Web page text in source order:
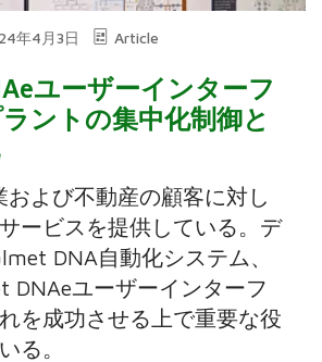
年4月3日 Article
ユーザーインターフ
ントの集中化制御と
および不動産の顧客に対し
ービスを提供している。デ
DNA自動化システム、
DNAeユーザーインターフ
を成功させる上で重要な役
る。